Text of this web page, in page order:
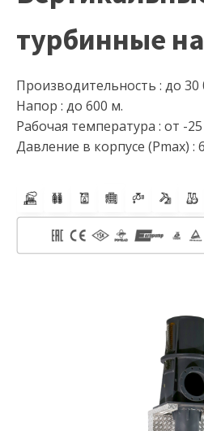
турбинные
Производительность : до 30
Напор : до 600 м.
Рабочая температура : от -25
Давление в корпусе (Pmax) :